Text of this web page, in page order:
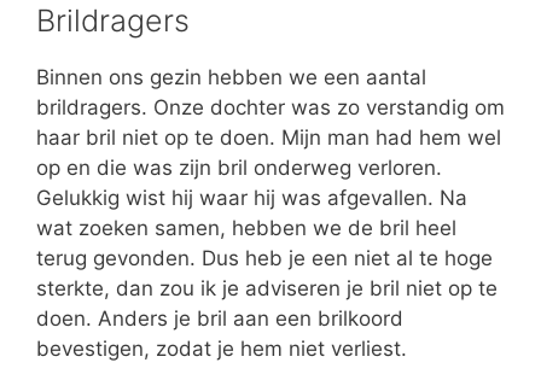
Brildragers
Binnen ons gezin hebben we een aantal
brildragers. Onze dochter was zo verstandig om
haar bril niet op te doen. Mijn man had hem wel
op en die was zijn bril onderweg verloren.
Gelukkig wist hij waar hij was afgevallen. Na
wat zoeken samen, hebben we de bril heel
terug gevonden. Dus heb je een niet al te hoge
sterkte, dan zou ik je adviseren je bril niet op te
doen. Anders je bril aan een brilkoord
bevestigen, zodat je hem niet verliest.